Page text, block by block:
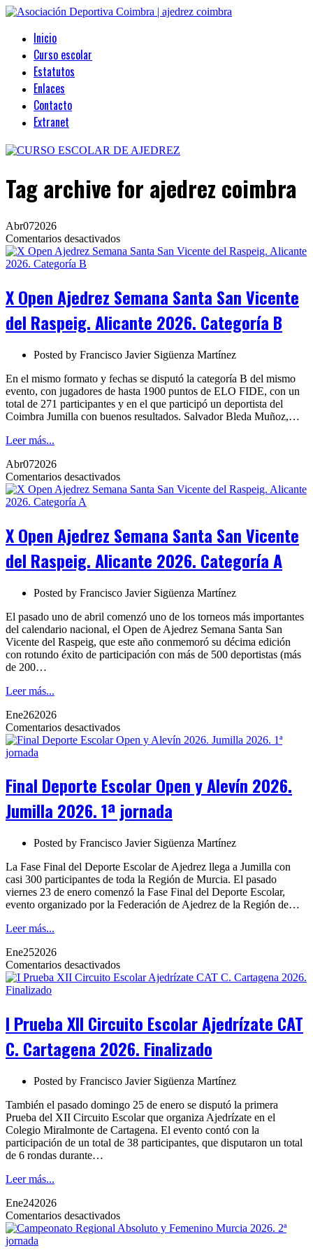
Inicio
Curso escolar
Estatutos
Enlaces
Contacto
Extranet
Tag archive for ajedrez coimbra
Abr072026
Comentarios desactivadosen
X
Santa
Vicente
Raspeig.
2026.
Categoría
B
X Open Ajedrez Semana Santa San Vicente
del Raspeig. Alicante 2026. Categoría B
Posted by Francisco Javier Sigüenza Martínez
En el mismo formato y fechas se disputó la categoría B del mismo
evento, con jugadores de hasta 1900 puntos de ELO FIDE, con un
total de 271 participantes y en el que participó un deportista del
Coimbra Jumilla con buenos resultados. Salvador Bleda Muñoz,…
Leer más...
Abr072026
Comentarios desactivadosen
X
Santa
Vicente
Raspeig.
2026.
Categoría
A
X Open Ajedrez Semana Santa San Vicente
del Raspeig. Alicante 2026. Categoría A
Posted by Francisco Javier Sigüenza Martínez
El pasado uno de abril comenzó uno de los torneos más importantes
del calendario nacional, el Open de Ajedrez Semana Santa San
Vicente del Raspeig, que este año conmemoró su décima edición
con rotundo éxito de participación con más de 500 deportistas (más
de 200…
Leer más...
Ene262026
Comentarios desactivadosen
Final
Open
y
Alevín
2026.
2026.
jornada
Final Deporte Escolar Open y Alevín 2026.
Jumilla 2026. 1ª jornada
Posted by Francisco Javier Sigüenza Martínez
La Fase Final del Deporte Escolar de Ajedrez llega a Jumilla con
casi 300 participantes de toda la Región de Murcia. El pasado
viernes 23 de enero comenzó la Fase Final del Deporte Escolar,
evento organizado por la Federación de Ajedrez de la Región de…
Leer más...
Ene252026
Comentarios desactivadosen
I
Escolar
CAT
Cartagena
Finalizado
I Prueba XII Circuito Escolar Ajedrízate CAT
C. Cartagena 2026. Finalizado
Posted by Francisco Javier Sigüenza Martínez
También el pasado domingo 25 de enero se disputó la primera
Prueba del XII Circuito Escolar que organiza Ajedrízate en el
Colegio Miralmonte de Cartagena. El evento contó con la
participación de un total de 38 participantes, que disputaron un total
de 6 rondas durante…
Leer más...
Ene242026
Comentarios desactivadosen
Campeonato